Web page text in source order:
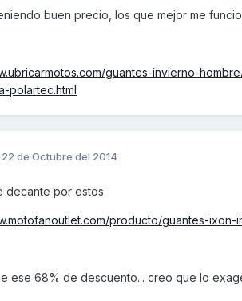
buen precio, los que mejor me
guantes-invierno-
polartec.html
22 de Octubre del 2014
decante por estos
producto/guantes-ixon-
ese 68% de descuento... creo que lo